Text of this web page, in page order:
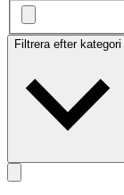
Filtrera efter kategori